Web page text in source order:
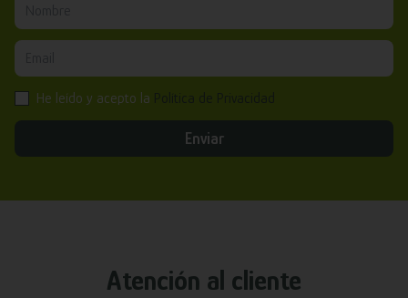
He leído y acepto la
Enviar
Atención al cliente